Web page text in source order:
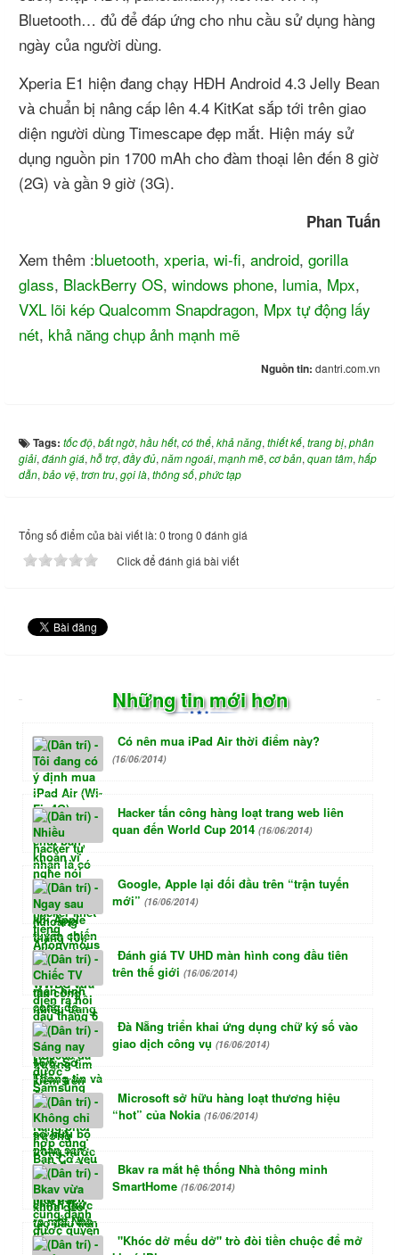
Bluetooth… đủ để đáp ứng cho nhu cầu sử dụng hàng
ngày của người dùng.
Xperia E1 hiện đang chạy HĐH Android 4.3 Jelly Bean
và chuẩn bị nâng cấp lên 4.4 KitKat sắp tới trên giao
diện người dùng Timescape đẹp mắt. Hiện máy sử
dụng nguồn pin 1700 mAh cho đàm thoại lên đến 8 giờ
(2G) và gần 9 giờ (3G).
Phan Tuấn
Xem thêm :bluetooth, xperia, wi-fi, android, gorilla
glass, BlackBerry OS, windows phone, lumia, Mpx,
VXL lõi kép Qualcomm Snapdragon, Mpx tự động lấy
nét, khả năng chụp ảnh mạnh mẽ
Nguồn tin: dantri.com.vn
Tags: tốc độ, bất ngờ, hầu hết, có thể, khả năng, thiết kế, trang bị, phân
giải, đánh giá, hỗ trợ, đầy đủ, năm ngoái, mạnh mẽ, cơ bản, quan tâm, hấp
dẫn, bảo vệ, trơn tru, gọi là, thông số, phức tạp
Tổng số điểm của bài viết là: 0 trong 0 đánh giá
Click để đánh giá bài viết
Những tin mới hơn
Có nên mua iPad Air thời điểm này?
(16/06/2014)
Hacker tấn công hàng loạt trang web liên
quan đến World Cup 2014 (16/06/2014)
Google, Apple lại đối đầu trên “trận tuyến
mới” (16/06/2014)
Đánh giá TV UHD màn hình cong đầu tiên
trên thế giới (16/06/2014)
Đà Nẵng triển khai ứng dụng chữ ký số vào
giao dịch công vụ (16/06/2014)
Microsoft sở hữu hàng loạt thương hiệu
“hot” của Nokia (16/06/2014)
Bkav ra mắt hệ thống Nhà thông minh
SmartHome (16/06/2014)
"Khóc dở mếu dở" trò đòi tiền chuộc để mở